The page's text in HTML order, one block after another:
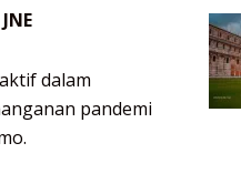
dalam
pandemi